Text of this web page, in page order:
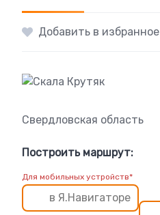
Добавить в избранное
Свердловская область
Построить маршрут:
Для мобильных устройств*
в Я.Навигаторе